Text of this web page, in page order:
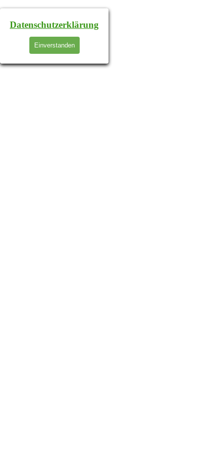
Datenschutzerklärung
Einverstanden